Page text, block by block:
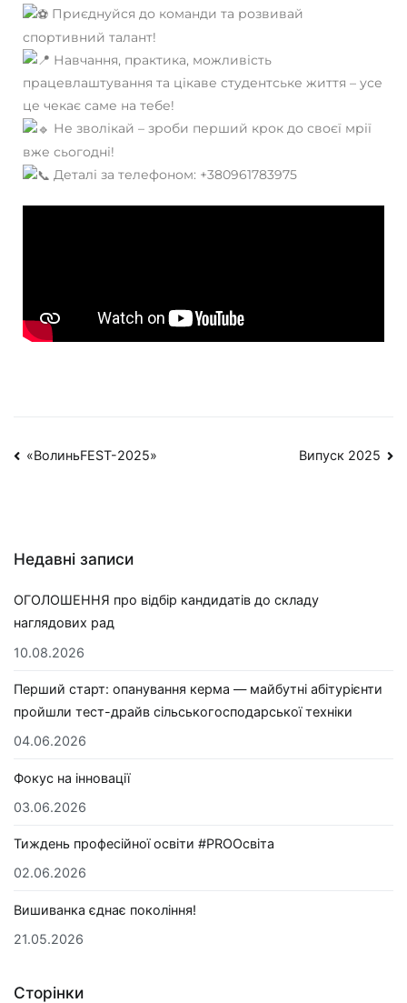
Приєднуйся до команди та розвивай
спортивний талант!
Навчання, практика, можливість
працевлаштування та цікаве студентське життя – усе
це чекає саме на тебе!
Не зволікай – зроби перший крок до своєї мрії
вже сьогодні!
Деталі за телефоном: +380961783975
«ВолиньFEST-2025» Випуск 2025
Недавні записи
ОГОЛОШЕННЯ про відбір кандидатів до складу
наглядових рад
10.08.2026
Перший старт: опанування керма — майбутні абітурієнти
пройшли тест-драйв сільськогосподарської техніки
04.06.2026
Фокус на інновації
03.06.2026
Тиждень професійної освіти #PROОсвіта
02.06.2026
Вишиванка єднає покоління!
21.05.2026
Сторінки